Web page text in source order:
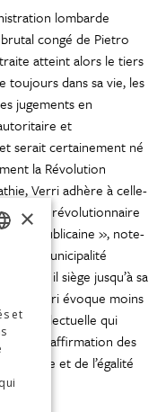
lombarde
congé de Pietro
atteint alors le tiers
toujours dans sa vie, les
jugements en
et
serait certainement né
la Révolution
Verri adhère à celle-
révolutionnaire
républicaine », note-
à la Municipalité
où il siège jusqu’à sa
», Verri évoque moins
intellectuelle qui
l’affirmation des
et de l’égalité
×
et